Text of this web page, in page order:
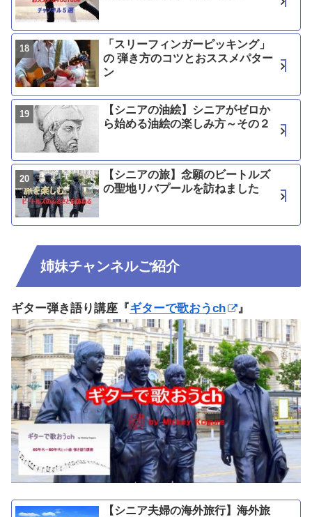
「スリーフィンガーピッキング」
の 弾き方のコツとおススメパター
ン
【シニアの油絵】シニアがゼロか
ら始める油絵の楽しみ方～その２
【シニアの旅】念願のビートルズ
の聖地リバプールを訪ねました
姉妹チャンネルご紹介
ギター弾き語り講座『 ギターで歌おうch 』
【シニア夫婦の海外旅行】海外旅